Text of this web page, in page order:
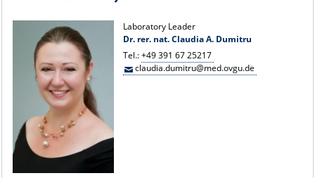
Laboratory Leader
Dr. rer. nat. Claudia A. Dumitru
Tel.:+49 391 67 25217
claudia.dumitru@med.ovgu.de